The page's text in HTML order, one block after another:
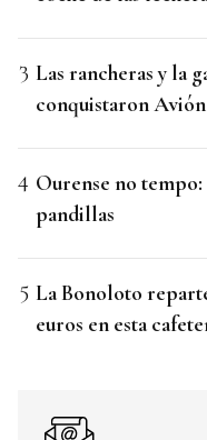
Las rancheras y la
conquistaron Avión
Ourense no tempo:
pandillas
La Bonoloto
euros en esta